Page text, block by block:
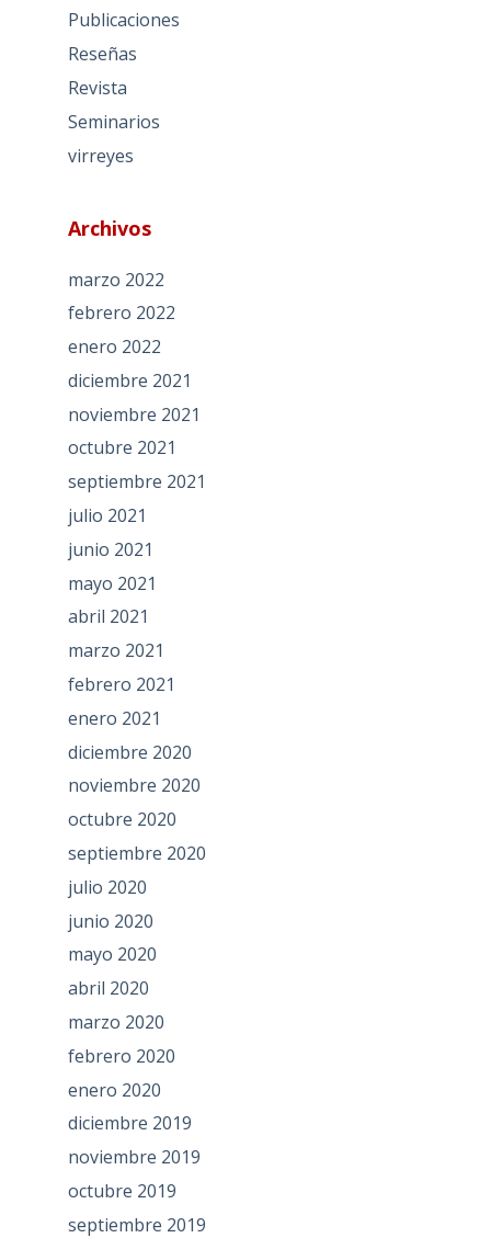
Publicaciones
Reseñas
Revista
Seminarios
virreyes
Archivos
marzo 2022
febrero 2022
enero 2022
diciembre 2021
noviembre 2021
octubre 2021
septiembre 2021
julio 2021
junio 2021
mayo 2021
abril 2021
marzo 2021
febrero 2021
enero 2021
diciembre 2020
noviembre 2020
octubre 2020
septiembre 2020
julio 2020
junio 2020
mayo 2020
abril 2020
marzo 2020
febrero 2020
enero 2020
diciembre 2019
noviembre 2019
octubre 2019
septiembre 2019